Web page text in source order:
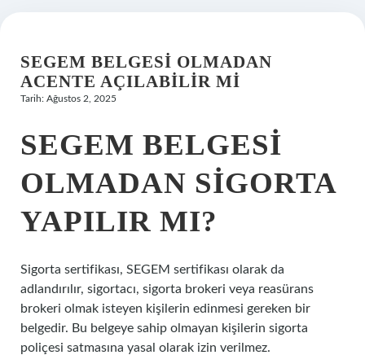
Hakkımızda
SEGEM BELGESI OLMADAN
ACENTE AÇILABILIR MI
Tarih: Ağustos 2, 2025
SEGEM BELGESI
OLMADAN SIGORTA
YAPILIR MI?
Sigorta sertifikası, SEGEM sertifikası olarak da
adlandırılır, sigortacı, sigorta brokeri veya reasürans
brokeri olmak isteyen kişilerin edinmesi gereken bir
belgedir. Bu belgeye sahip olmayan kişilerin sigorta
poliçesi satmasına yasal olarak izin verilmez.